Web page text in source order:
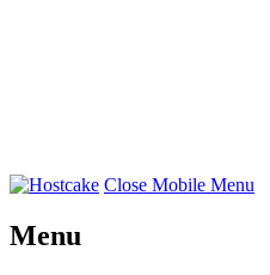
Close Mobile Menu
Menu